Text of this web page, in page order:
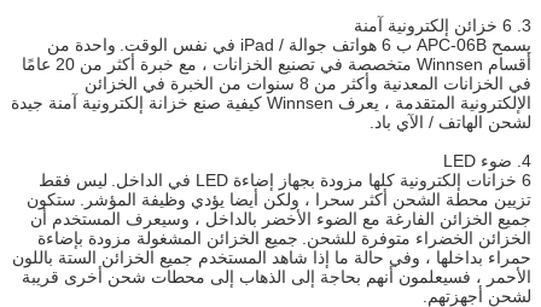
3. 6 خزائن إلكترونية آمنة
يسمح APC-06B ب 6 هواتف جوالة / iPad في نفس الوقت.
واحدة من
أقسام Winnsen متخصصة في تصنيع الخزانات ، مع خبرة أكثر من 20 عامًا
في الخزانات المعدنية وأكثر من 8 سنوات من الخبرة في الخزائن
الإلكترونية المتقدمة ، يعرف Winnsen كيفية صنع خزانة إلكترونية آمنة جيدة
لشحن الهاتف / الآي باد.
4. ضوء LED
6 خزانات إلكترونية كلها مزودة بجهاز إضاءة LED في الداخل.
ليس فقط
تزيين محطة الشحن أكثر سحرا ، ولكن أيضا يؤدي وظيفة المؤشر.
ستكون
جميع الخزائن الفارغة مع الضوء الأخضر بالداخل ، وسيعرف المستخدم أن
الخزائن الخضراء متوفرة للشحن. جميع الخزائن المشغولة مزودة بإضاءة
حمراء بداخلها ، وفي حالة ما إذا شاهد المستخدم جميع الخزائن الستة باللون
الأحمر ، فسيعلمون أنهم بحاجة إلى الذهاب إلى محطات شحن أخرى قريبة
لشحن أجهزتهم.